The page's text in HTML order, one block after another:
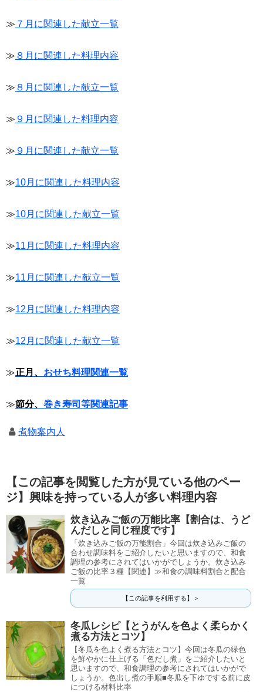
≫ ７月に関連した献立一覧
≫ ８月に関連した料理内容
≫ ８月に関連した献立一覧
≫ ９月に関連した料理内容
≫ ９月に関連した献立一覧
≫10月に関連した料理内容
≫10月に関連した献立一覧
≫11月に関連した料理内容
≫11月に関連した献立一覧
≫12月に関連した料理内容
≫12月に関連した献立一覧
≫正月、 おせち料理関連一覧
≫節分、 巻き寿司等関連記事
煮物案内人
【この記事を閲覧した方が見ている他のペー
ジ】興味を持っている人が多い料理内容
炊き込みご飯の万能比率【割合は、うど
んだしと同じ程度です】
「炊き込みご飯の万能割合」今回は炊き込みご飯の
合わせ調味料をご紹介したいと思いますので、和食
調理の参考にされてはいかがでしょうか。炊き込み
ご飯の比率３種【関連】≫和食の調味料割合と配合
一覧
【この記事を利用する】＞
冬瓜レシピ【とうがんを色よく柔らかく
煮る方法とコツ】
【冬瓜を色よく煮る方法とコツ】今回は冬瓜の緑色
を鮮やかに仕上げる「色だし煮」をご紹介したいと
思いますので、和食調理の参考にされてはいかがで
しょうか。色出し煮の手順■冬瓜を下ゆでする前に皮
につける材料比率